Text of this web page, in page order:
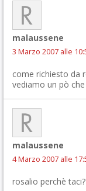
malaussene
3 Marzo 2007 alle
come richiesto da
vediamo un pò
malaussene
4 Marzo 2007 alle
rosalio perchè